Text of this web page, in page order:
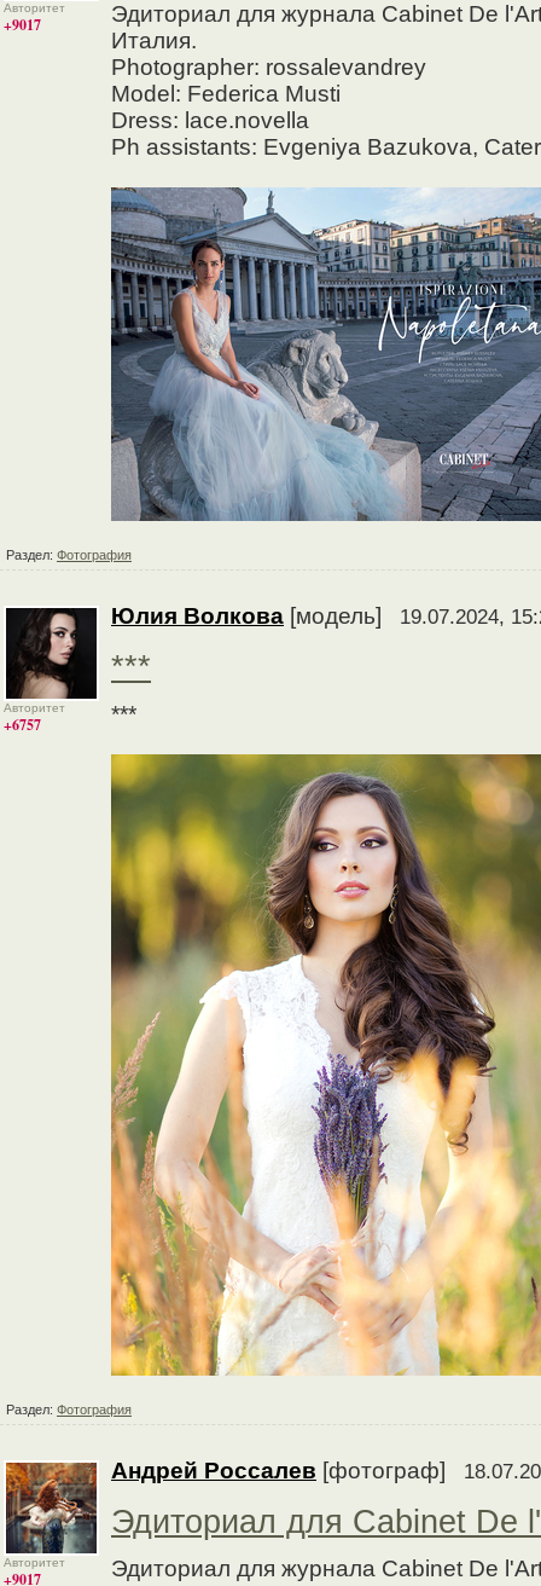
Авторитет
+9017
Эдиториал для журнала Cabinet De
Италия.
Photographer: rossalevandrey
Model: Federica Musti
Dress: lace.novella
Ph assistants: Evgeniya Bazukova,
Раздел: Фотография
Авторитет
+6757
Юлия Волкова [модель] 19.07.2024,
***
***
Раздел: Фотография
Авторитет
+9017
Андрей Россалев [фотограф]
Эдиториал для Cabinet De
Эдиториал для журнала Cabinet De